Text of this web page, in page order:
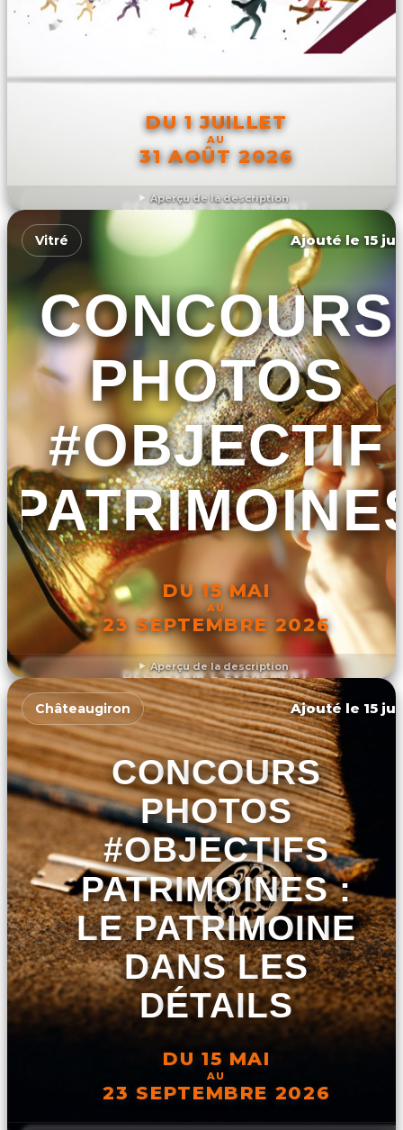
Aperçu de la description
DU 1 JUILLET
AU
31 AOÛT 2026
DÉCOUVRIR L'ÉVÉNEMENT
Aperçu de la description
Vitré Ajouté le 15
CONCOURS
PHOTOS
#OBJECTIF
DU 15 MAI
AU
23 SEPTEMBRE 2026
DÉCOUVRIR L'ÉVÉNEMENT
Châteaugiron Ajouté le 15
CONCOURS
PHOTOS
#OBJECTIFS
PATRIMOINES :
LE PATRIMOINE
DANS LES
DÉTAILS
DU 15 MAI
AU
23 SEPTEMBRE 2026